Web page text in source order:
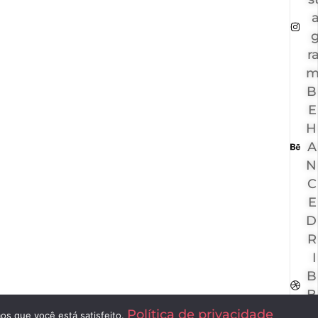
B
E
H
A
N
C
E
D
R
I
B
B
que você está satisfeito. Política de privacidade